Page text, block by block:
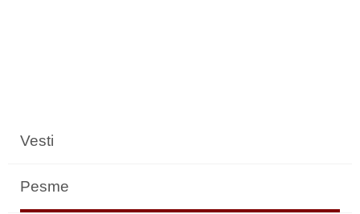
Vesti
Pesme